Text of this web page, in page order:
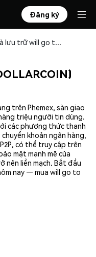
Đăng ký
Mua và lưu trữ will go to $1 (DOLLARCOIN) an toàn
trên Phemex, sàn giao
triệu người tin dùng.
các phương thức thanh
khoản ngân hàng,
có thể truy cập trên
mật mạnh mẽ của
nên liền mạch. Bắt đầu
nay — mua will go to